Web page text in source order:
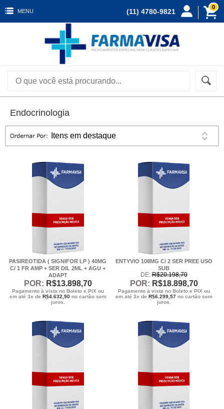
MENU
0
(11) 4780-9821
Endocrinologia
PASIREOTIDA ( SIGNIFOR LP ) 40MG
C/ 1 FR AMP + SER DIL 2ML + AGU +
ADAPT
POR: R$13.898,70
Pagamento à vista no Boleto e PIX ou
em até 3x de R$4.632,90no cartão sem
juros.
ENTYVIO 108MG C/ 2 SER PREE USO
SUB
DE: R$20.198,70
POR: R$18.898,70
Pagamento à vista no Boleto e PIX ou
em até 3x de R$6.299,57no cartão sem
juros.